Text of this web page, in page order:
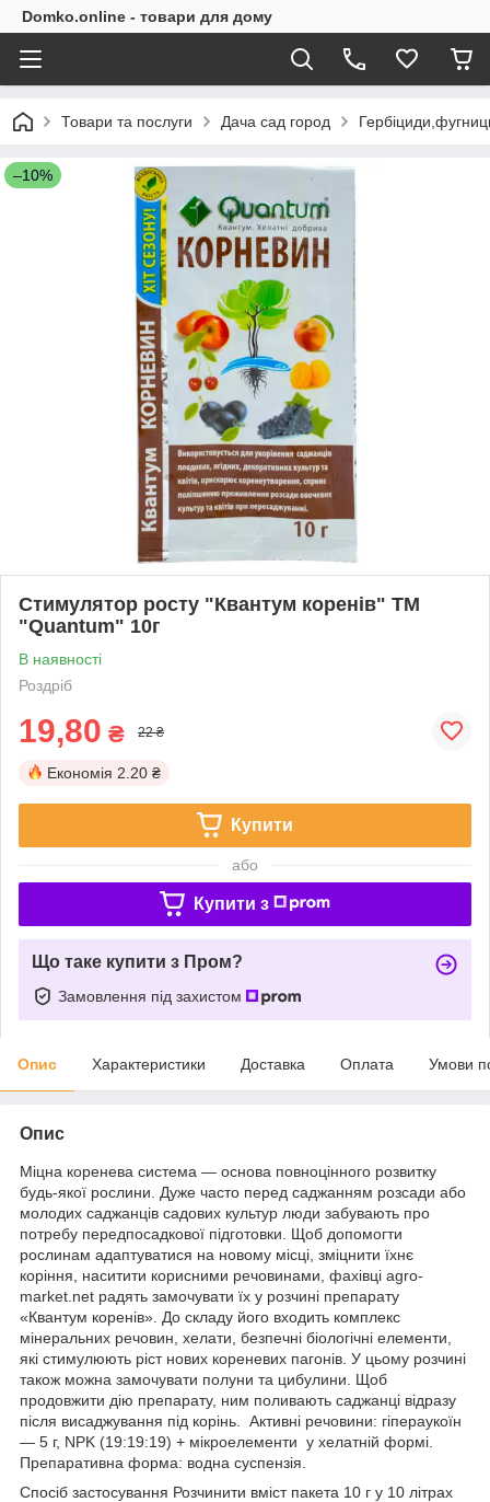
Domko.online - товари для дому
Товари та послуги Дача сад город
–10%
Стимулятор росту "Квантум коренів" ТМ
"Quantum" 10г
В наявності
Роздріб
19,80 ₴ 22 ₴
Економія 2.20 ₴
Купити
або
Купити з
Що таке купити з Пром?
Замовлення під захистом
Опис Характеристики Доставка Оплата Умови
Опис
Міцна коренева система — основа повноцінного розвитку
будь-якої рослини. Дуже часто перед саджанням розсади або
молодих саджанців садових культур люди забувають про
потребу передпосадкової підготовки. Щоб допомогти
рослинам адаптуватися на новому місці, зміцнити їхнє
коріння, наситити корисними речовинами, фахівці agro-
market.net радять замочувати їх у розчині препарату
«Квантум коренів». До складу його входить комплекс
мінеральних речовин, хелати, безпечні біологічні елементи,
які стимулюють ріст нових кореневих пагонів. У цьому розчині
також можна замочувати полуни та цибулини. Щоб
продовжити дію препарату, ним поливають саджанці відразу
після висаджування під корінь. Активні речовини: гіпераукоїн
— 5 г, NPK (19:19:19) + мікроелементи у хелатній формі.
Препаративна форма: водна суспензія.
Спосіб застосування Розчинити вміст пакета 10 г у 10 літрах